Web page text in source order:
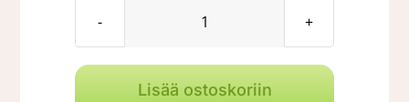
Muotoiltu
-
Lisää ostoskoriin